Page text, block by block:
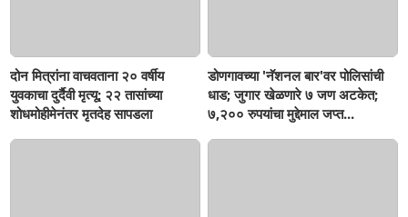
दोन मित्रांना वाचवताना २० वर्षीय
युवकाचा दुर्दैवी मृत्यू; २२ तासांच्या
शोधमोहीमेनंतर मृतदेह सापडला
डोणगावच्या 'नॅशनल बार'वर पोलिसांची
धाड; जुगार खेळणारे ७ जण अटकेत;
७,२०० रुपयांचा मुद्देमाल जप्त...